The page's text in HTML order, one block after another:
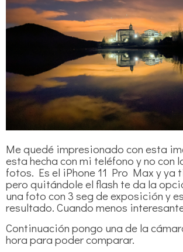
Me quedé impresionado con esta
esta hecha con mi teléfono y no con
fotos. Es el iPhone 11 Pro Max y ya
pero quitándole el flash te da la
una foto con 3 seg de exposición y
resultado. Cuando menos
Continuación pongo una de la
hora para poder comparar.